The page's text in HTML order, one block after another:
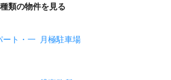
類の物件を見る
ート・一
月極駐車場